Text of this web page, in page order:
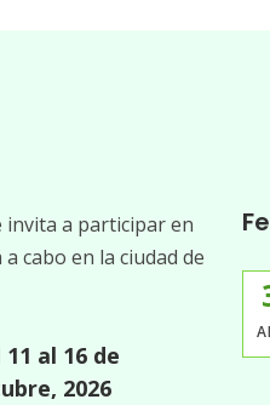
invita a participar en
cabo en la ciudad de
11 al 16 de
2026